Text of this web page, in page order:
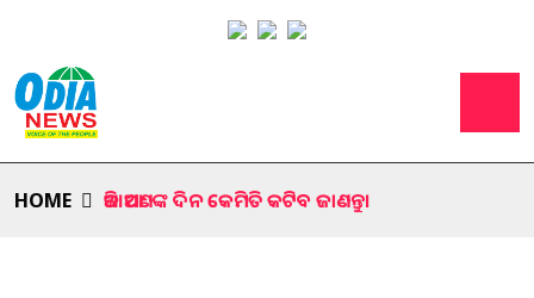
HOME ଆଜି ଆପଣଙ୍କ ଦିନ କେମିତି କଟିବ ଜାଣନ୍ତୁ।